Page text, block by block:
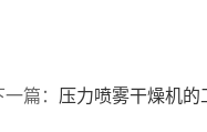
一篇： 压力喷雾干燥机